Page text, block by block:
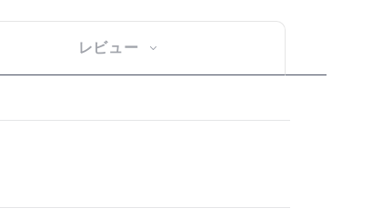
レビュー